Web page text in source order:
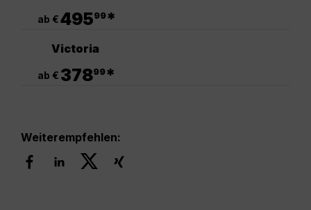
ab €49599*
Victoria
ab € 37899*
Weiterempfehlen: